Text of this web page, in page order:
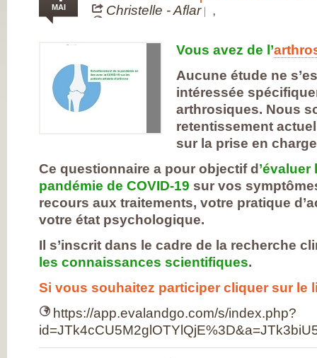
MÉDECINE
ET DE
CONSEIL
DES
THERMAUX
FRANCE
RHUMATISMES
CONSEIL
DE L’ORDRE DES
MASSEURS-
INSTITUT UPSA
LA DOULEUR
ORDRE
DES PÉDICURES-
PHYSIQUE ET DE
RÉADAPTATION
SOCIÉTÉ
SOCIÉTÉ
DE
SYNDICAT
MAI Christelle - Aflar ,
Vous avez de l’
Aucune étude ne
intéressée
arthrosiques. Nous
retentissement
sur la prise en
Ce questionnaire a pour objectif d
pandémie de COVID-19 sur vos
recours aux traitements, votre pratique
votre état psychologique.
Il s’inscrit dans le cadre de la recherche
les connaissances scientifiques.
Si vous souhaitez participer cliquer sur le
https://app.evalandgo.com/s/index.php?